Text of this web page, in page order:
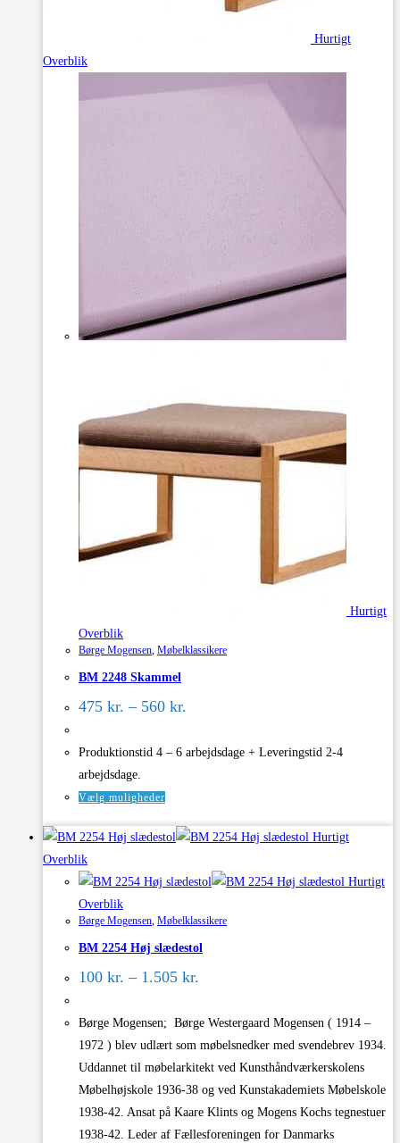
Hurtigt
Overblik
Hurtigt
Overblik
Børge Mogensen, Møbelklassikere
BM 2248 Skammel
475 kr. – 560 kr.
560 kr.
Produktionstid 4 – 6 arbejdsdage + Leveringstid 2-4
arbejdsdage.
Vælg muligheder
har
varianter.
kan
vælges
på
Hurtigt
Overblik
Hurtigt
Overblik
Børge Mogensen, Møbelklassikere
BM 2254 Høj slædestol
100 kr. – 1.505 kr.
1.505 kr.
Børge Mogensen; Børge Westergaard Mogensen ( 1914 –
1972 ) blev udlært som møbelsnedker med svendebrev 1934.
Uddannet til møbelarkitekt ved Kunsthåndværkerskolens
Møbelhøjskole 1936-38 og ved Kunstakademiets Møbelskole
1938-42. Ansat på Kaare Klints og Mogens Kochs tegnestuer
1938-42. Leder af Fællesforeningen for Danmarks